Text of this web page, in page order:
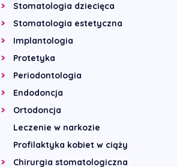
Stomatologia dziecięca
Stomatologia estetyczna
Implantologia
Protetyka
Periodontologia
Endodoncja
Ortodoncja
Leczenie w narkozie
Profilaktyka kobiet w ciąży
Chirurgia stomatologiczna